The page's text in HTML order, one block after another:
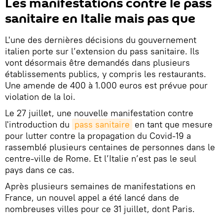
sanitaire en Italie mais pas que
L'une des dernières décisions du gouvernement
italien porte sur l’extension du pass sanitaire. Ils
vont désormais être demandés dans plusieurs
établissements publics, y compris les restaurants.
Une amende de 400 à 1.000 euros est prévue pour
violation de la loi.
Le 27 juillet, une nouvelle manifestation contre
l'introduction du pass sanitaire en tant que mesure
pour lutter contre la propagation du Covid-19 a
rassemblé plusieurs centaines de personnes dans le
centre-ville de Rome. Et l’Italie n’est pas le seul
pays dans ce cas.
Après plusieurs semaines de manifestations en
France, un nouvel appel a été lancé dans de
nombreuses villes pour ce 31 juillet, dont Paris.